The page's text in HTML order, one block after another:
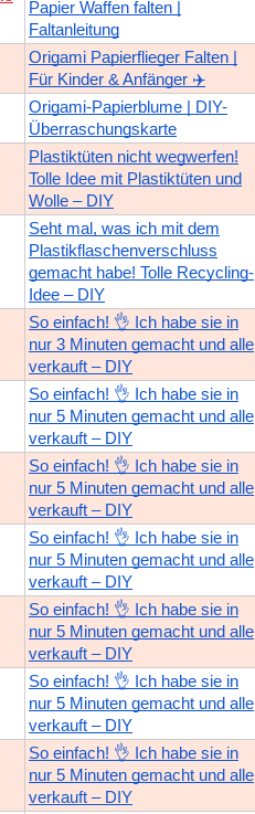
Papier Waffen falten |
Faltanleitung
Origami Papierflieger Falten |
Für Kinder & Anfänger ✈️
Origami-Papierblume | DIY-
Überraschungskarte
Plastiktüten nicht wegwerfen!
Tolle Idee mit Plastiktüten und
Wolle – DIY
Seht mal, was ich mit dem
Plastikflaschenverschluss
gemacht habe! Tolle Recycling-
Idee – DIY
So einfach! 👌 Ich habe sie in
nur 3 Minuten gemacht und alle
verkauft – DIY
So einfach! 👌 Ich habe sie in
nur 5 Minuten gemacht und alle
verkauft – DIY
So einfach! 👌 Ich habe sie in
nur 5 Minuten gemacht und alle
verkauft – DIY
So einfach! 👌 Ich habe sie in
nur 5 Minuten gemacht und alle
verkauft – DIY
So einfach! 👌 Ich habe sie in
nur 5 Minuten gemacht und alle
verkauft – DIY
So einfach! 👌 Ich habe sie in
nur 5 Minuten gemacht und alle
verkauft – DIY
So einfach! 👌 Ich habe sie in
nur 5 Minuten gemacht und alle
verkauft – DIY